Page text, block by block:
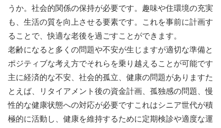
うか。社会的関係の保持が必要です。趣味や住環境の充実
も、生活の質を向上させる要素です。これを事前に計画す
ることで、快適な老後を過ごすことができます。
老齢になると多くの問題や不安が生じますが適切な準備と
ポジティブな考え方でそれらを乗り越えることが可能です
主に経済的な不安、社会的孤立、健康の問題がありますた
とえば、リタイアメント後の資金計画、孤独感の問題、慢
性的な健康状態への対応が必要ですこれはシニア世代が積
極的に活動し、健康を維持するために定期検診や適度な運